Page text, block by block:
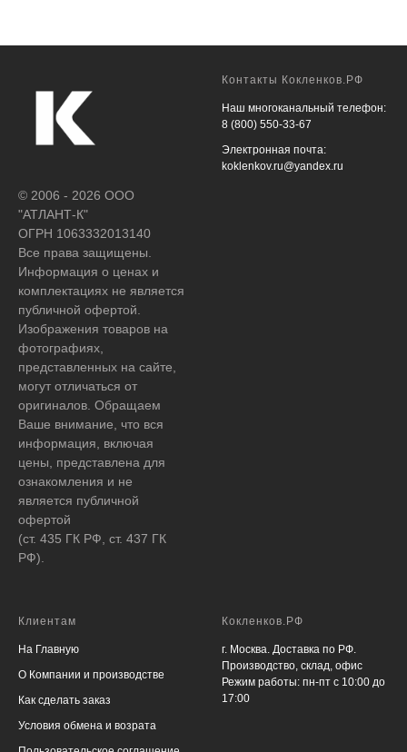
© 2006 - 2026 ООО
"АТЛАНТ-К"
ОГРН 1063332013140
Все права защищены.
Информация о ценах и
комплектациях не является
публичной офертой.
Изображения товаров на
фотографиях,
представленных на сайте,
могут отличаться от
оригиналов. Обращаем
Ваше внимание, что вся
информация, включая
цены, представлена для
ознакомления и не
является публичной
офертой
(ст. 435 ГК РФ, ст. 437 ГК
РФ).
Контакты Кокленков.РФ
Наш многоканальный телефон:
8 (800) 550-33-67
Электронная почта:
koklenkov.ru@yandex.ru
Клиентам
На Главную
О Компании и производстве
Как сделать заказ
Условия обмена и возрата
Кокленков.РФ
г. Москва. Доставка по РФ.
Производство, склад, офис
Режим работы: пн-пт с 10:00 до
17:00